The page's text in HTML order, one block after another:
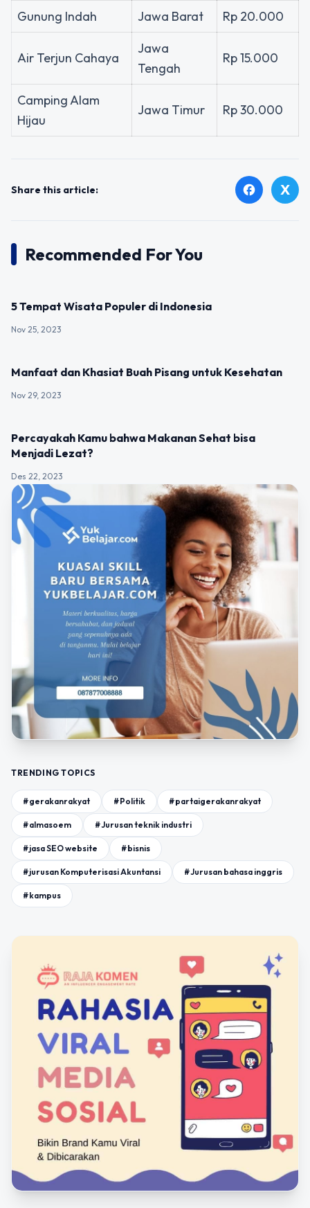
Gunung Indah Jawa Barat Rp 20.000
Air Terjun Cahaya
Jawa
Tengah
Rp 15.000
Camping Alam
Hijau
Jawa Timur Rp 30.000
Share this article: facebook X
Recommended For You
5 Tempat Wisata Populer di Indonesia
Nov 25, 2023
Manfaat dan Khasiat Buah Pisang untuk Kesehatan
Nov 29, 2023
Percayakah Kamu bahwa Makanan Sehat bisa
Menjadi Lezat?
Des 22, 2023
TRENDING TOPICS
#gerakanrakyat #Politik #partaigerakanrakyat
#almasoem #Jurusan teknik industri
#jasa SEO website #bisnis
#jurusan Komputerisasi Akuntansi #Jurusan bahasa inggris
#kampus